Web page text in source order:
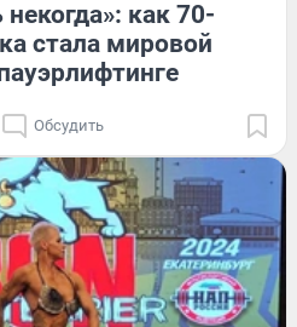
как 70-
стала мировой
Обсудить